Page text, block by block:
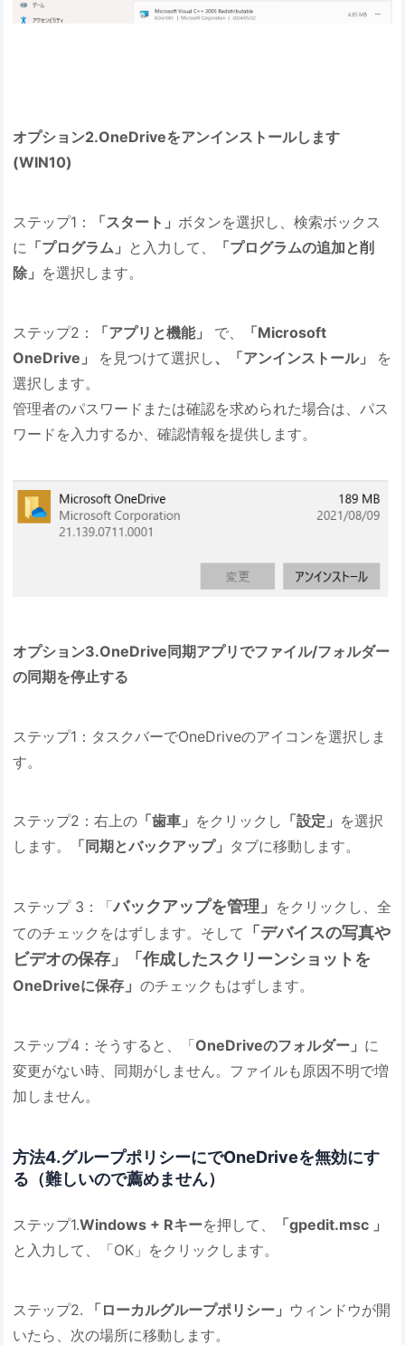
オプション2.OneDriveをアンインストールします
(WIN10)
ステップ1： 「スタート」 ボタンを選択し、検索ボックス
に 「プログラム」 と入力して、
「プログラムの追加と削
除」 を選択します。
ステップ2： 「アプリと機能」 で、
「Microsoft
OneDrive」 を見つけて選択し、「アンインストール」 を
選択します。
管理者のパスワードまたは確認を求められた場合は、パス
ワードを入力するか、確認情報を提供します。
オプション3.OneDrive同期アプリでファイル/フォルダー
の同期を停止する
ステップ1：タスクバーでOneDriveのアイコンを選択しま
す。
ステップ2：右上の 「歯車」 をクリックし 「設定」 を選択
します。
「同期とバックアップ」 タブに移動します。
ステップ 3：「バックアップを管理」 をクリックし、全
てのチェックをはずします。そして 「デバイスの写真や
ビデオの保存」「作成したスクリーンショットを
OneDriveに保存 」のチェックもはずします。
ステップ4：そうすると、「OneDriveのフォルダー」 に
変更がない時、同期がしません。ファイルも原因不明で増
加しません。
方法4.グループポリシーにでOneDriveを無効にす
る（難しいので薦めません）
ステップ1.Windows + Rキーを押して、
「gpedit.msc 」
と入力して、「OK」をクリックします。
ステップ2. 「ローカルグループポリシー」 ウィンドウが開
いたら、次の場所に移動します。